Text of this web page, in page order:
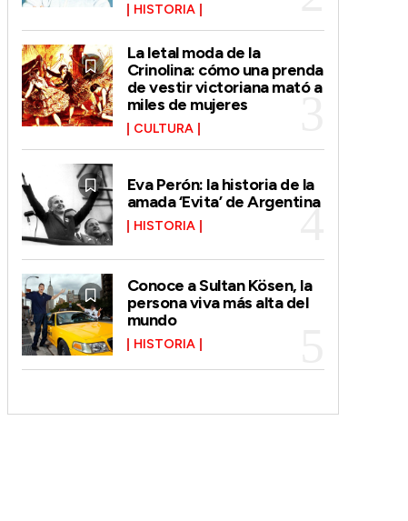
HISTORIA
La letal moda de la
Crinolina: cómo una prenda
de vestir victoriana mató a
miles de mujeres
CULTURA
Eva Perón: la historia de la
amada ‘Evita’ de Argentina
HISTORIA
Conoce a Sultan Kösen, la
persona viva más alta del
mundo
HISTORIA